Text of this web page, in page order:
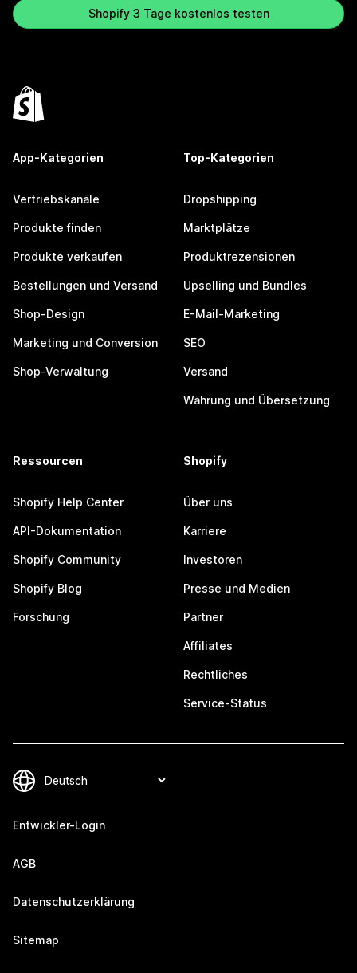
Shopify 3 Tage kostenlos testen
App-Kategorien
Vertriebskanäle
Produkte finden
Produkte verkaufen
Bestellungen und Versand
Shop-Design
Marketing und Conversion
Shop-Verwaltung
Top-Kategorien
Dropshipping
Marktplätze
Produktrezensionen
Upselling und Bundles
E-Mail-Marketing
SEO
Versand
Währung und Übersetzung
Ressourcen
Shopify Help Center
API-Dokumentation
Shopify Community
Shopify Blog
Forschung
Shopify
Über uns
Karriere
Investoren
Presse und Medien
Partner
Affiliates
Rechtliches
Service-Status
Entwickler-Login
AGB
Datenschutzerklärung
Sitemap